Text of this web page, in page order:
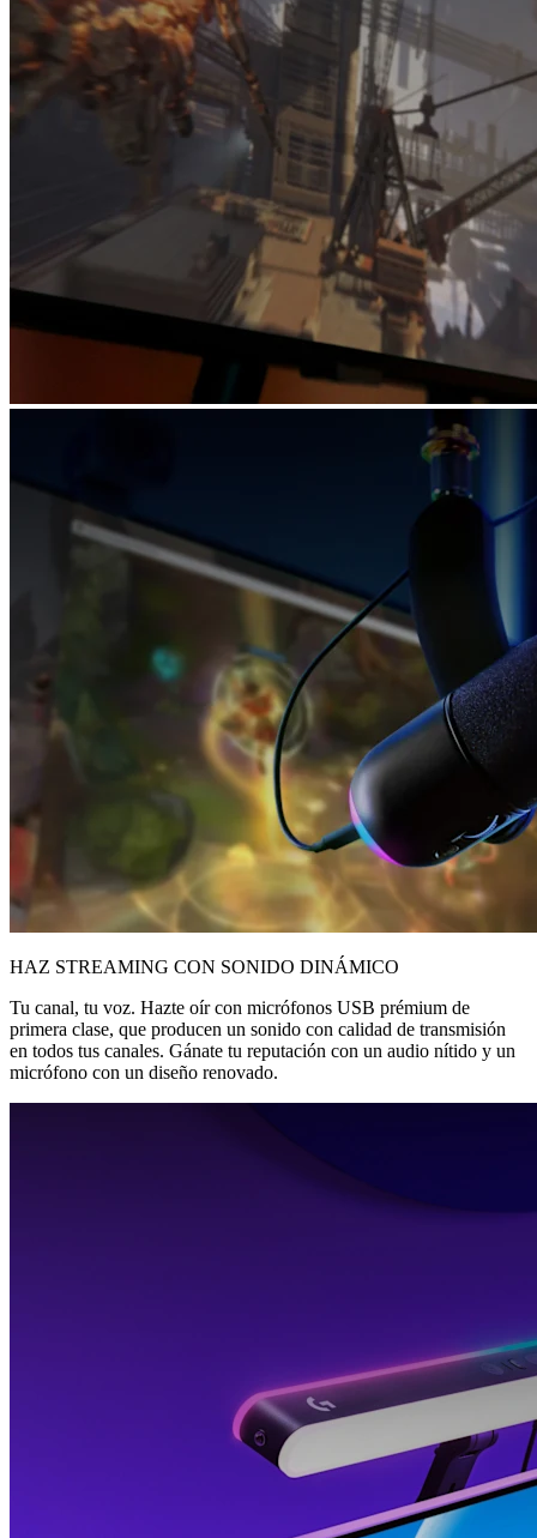
HAZ STREAMING CON SONIDO DINÁMICO
Tu canal, tu voz. Hazte oír con micrófonos USB prémium de
primera clase, que producen un sonido con calidad de transmisión
en todos tus canales. Gánate tu reputación con un audio nítido y un
micrófono con un diseño renovado.